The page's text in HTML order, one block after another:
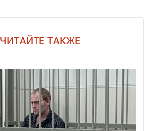
ЧИТАЙТЕ ТАКЖЕ